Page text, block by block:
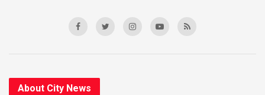
About City News